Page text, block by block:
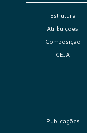
Estrutura
Atribuições
Composição
CEJA
Publicações